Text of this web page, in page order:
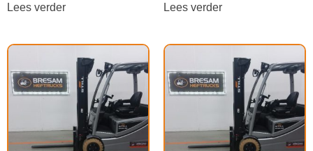
Lees verder Lees verder